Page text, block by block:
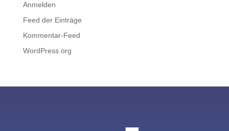
Anmelden
Feed der Einträge
Kommentar-Feed
WordPress.org